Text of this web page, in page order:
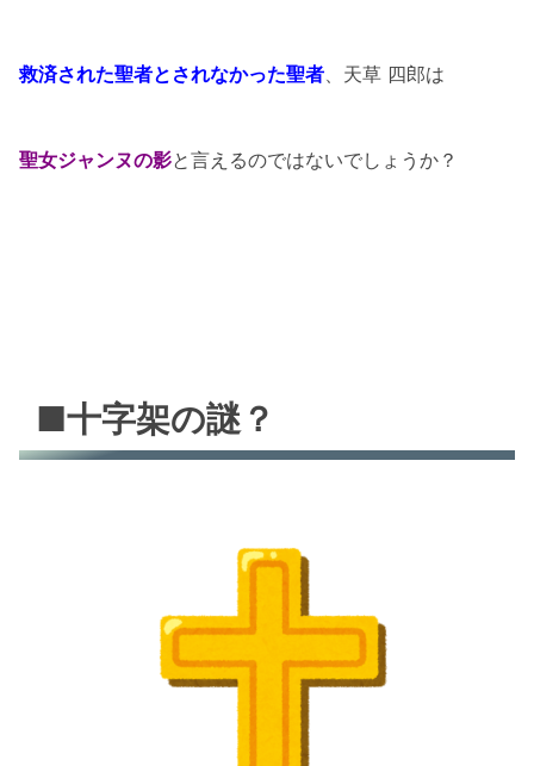
救済された聖者とされなかった聖者、天草 四郎は
聖女ジャンヌの影と言えるのではないでしょうか？
■十字架の謎？